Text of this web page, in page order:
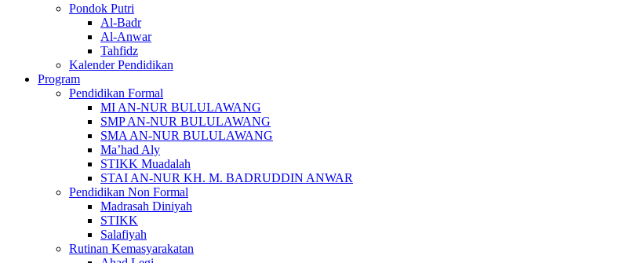
Pondok Putri
Al-Badr
Al-Anwar
Tahfidz
Kalender Pendidikan
Program
Pendidikan Formal
MI AN-NUR BULULAWANG
SMP AN-NUR BULULAWANG
SMA AN-NUR BULULAWANG
Ma’had Aly
STIKK Muadalah
STAI AN-NUR KH. M. BADRUDDIN ANWAR
Pendidikan Non Formal
Madrasah Diniyah
STIKK
Salafiyah
Rutinan Kemasyarakatan